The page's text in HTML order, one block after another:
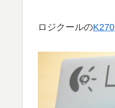
ロジクールのK270